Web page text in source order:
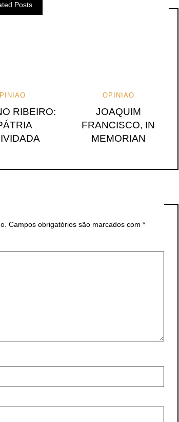
Posts
RIBEIRO:
OPINIAO
JOAQUIM
FRANCISCO, IN
MEMORIAN
Campos obrigatórios são marcados com *